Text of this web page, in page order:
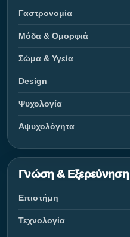
Γαστρονομία
Μόδα & Ομορφιά
Σώμα & Υγεία
Design
Ψυχολογία
Αψυχολόγητα
Γνώση & Εξερεύνηση
Επιστήμη
Τεχνολογία